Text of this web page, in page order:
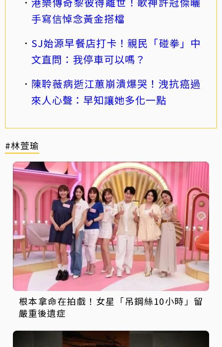
手寫信悼念黃金搭檔
SJ始源早餐店打卡！親民「碰拳」中
文直問：我停車可以嗎？
陳聆薇病逝江蕙崩潰爆哭！洩抗癌過
來人心聲：早知讓她多化一點
#林萱瑜
根本拿命在拍戲！女星「吊鋼絲10小時」留
嚴重後遺症